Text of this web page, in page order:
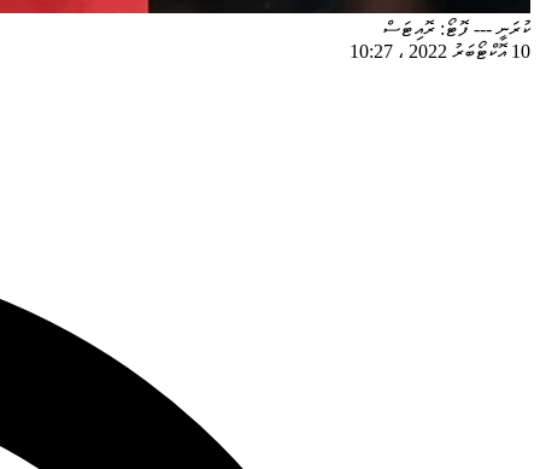
ކުރަނީ --- ފޮޓޯ: ރޮއިޓަސް
10 އޮކްޓޯބަރު 2022
، 10:27